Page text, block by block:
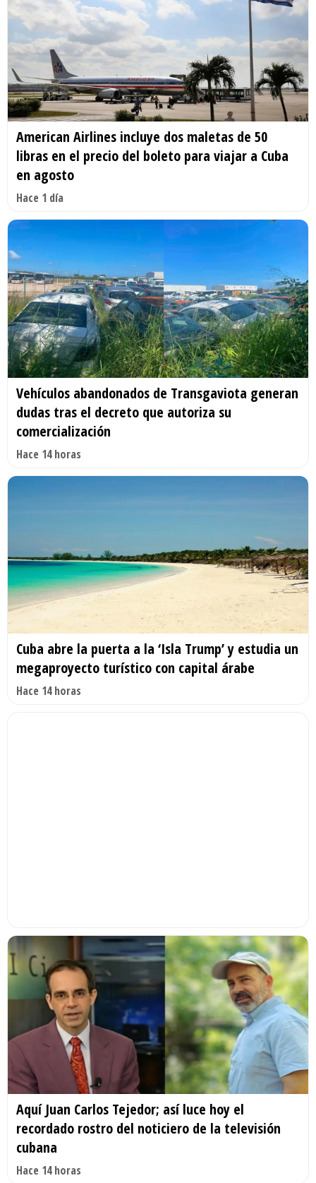
American Airlines incluye dos maletas de 50
libras en el precio del boleto para viajar a Cuba
en agosto
Hace 1 día
Vehículos abandonados de Transgaviota generan
dudas tras el decreto que autoriza su
comercialización
Hace 14 horas
Cuba abre la puerta a la ‘Isla Trump’ y estudia un
megaproyecto turístico con capital árabe
Hace 14 horas
Aquí Juan Carlos Tejedor; así luce hoy el
recordado rostro del noticiero de la televisión
cubana
Hace 14 horas